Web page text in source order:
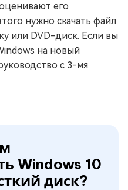
его
нужно скачать файл
или DVD-диск. Если вы
на новый
с 3-мя
Windows 10
диск?